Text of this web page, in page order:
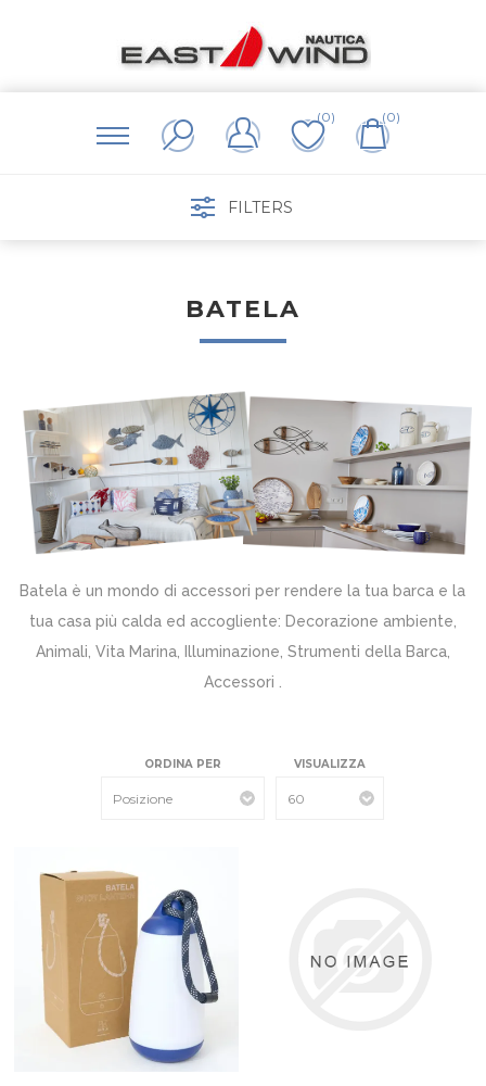
(0) (0)
FILTERS
BATELA
Batela è un mondo di accessori per rendere la tua barca e la
tua casa più calda ed accogliente: Decorazione ambiente,
Animali, Vita Marina, Illuminazione, Strumenti della Barca,
Accessori .
ORDINA PER VISUALIZZA